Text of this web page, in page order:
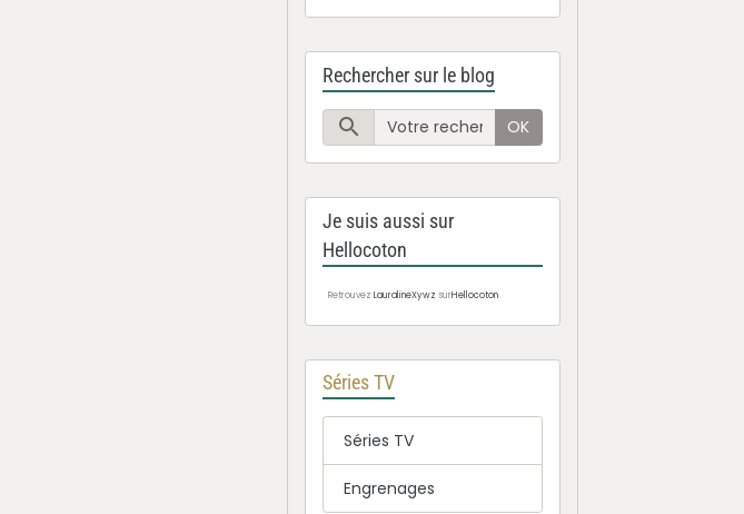
Rechercher sur le blog
OK
Je suis aussi sur
Hellocoton
RetrouvezLauralineXywz surHellocoton
Séries TV
Séries TV
Engrenages